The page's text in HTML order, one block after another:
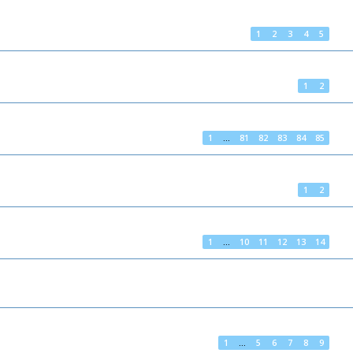
1 2 3 4 5
1 2
1 81 82 83 84 85
1 2
1 10 11 12 13 14
1 5 6 7 8 9